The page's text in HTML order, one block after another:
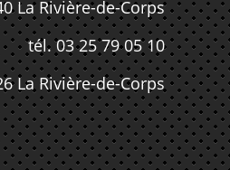
La Rivière-de-Corps
tél. 03 25 79 05 10
La Rivière-de-Corps